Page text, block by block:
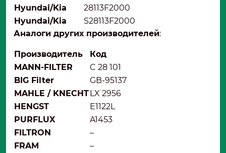
Hyundai/Kia
28113F2000
Hyundai/Kia
S28113F2000
Аналоги других производителей:
Производитель
Код
MANN-FILTER
C 28 101
BIG Filter
GB-95137
MAHLE / KNECHTLX 2956
HENGST
E1122L
PURFLUX
A1453
FILTRON
–
FRAM
–